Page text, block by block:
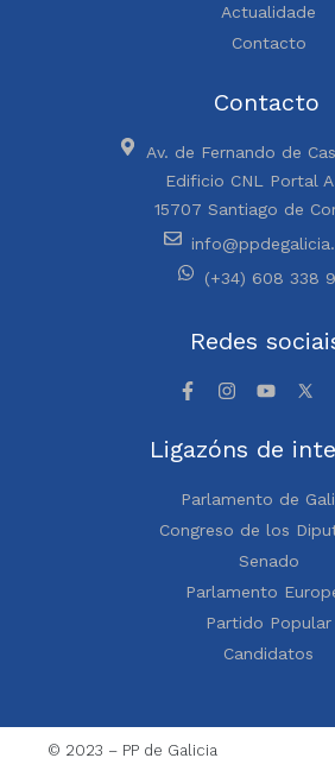
Actualidade
Contacto
Contacto
Av. de Fernando de
Edificio CNL Portal
15707 Santiago de
(+34) 608 338
Redes
Ligazóns de
Parlamento de
Congreso de los
Senado
Parlamento
Partido Popular
Candidatos
© 2023 – PP de Galicia